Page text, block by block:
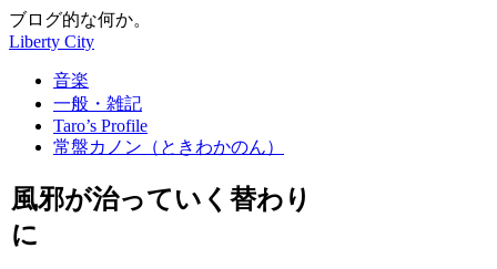
ブログ的な何か。
Liberty City
音楽
一般・雑記
Taro’s Profile
常盤カノン（ときわかのん）
風邪が治っていく替わり
に